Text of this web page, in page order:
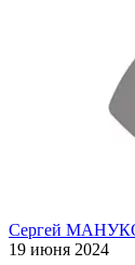
Сергей
19 июня 2024